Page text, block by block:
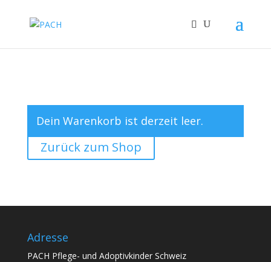
Dein Warenkorb ist derzeit leer.
Zurück zum Shop
Adresse
PACH Pflege- und Adoptivkinder Schweiz